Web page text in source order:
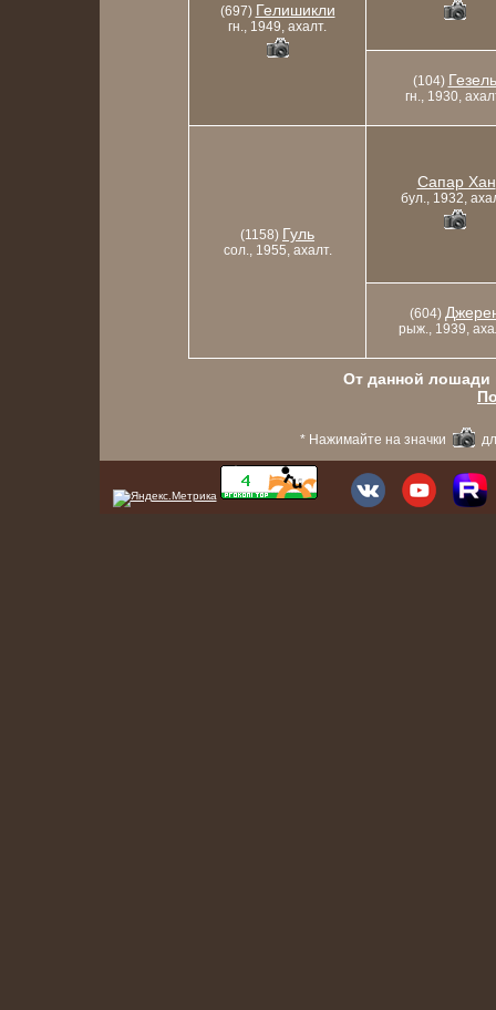
(697) Гелишикли
гн., 1949, ахалт.
(104) Гезель
гн., 1930,
(1158) Гуль
сол., 1955, ахалт.
Сапар Хан
бул., 1932,
(604)
рыж., 1939,
От данной лошади
* Нажимайте на значки